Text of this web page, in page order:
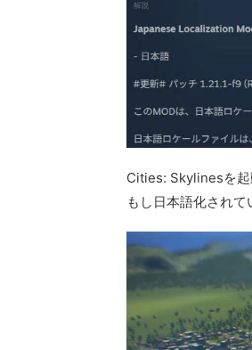
Cities: Skylinesを起
もし日本語化されて